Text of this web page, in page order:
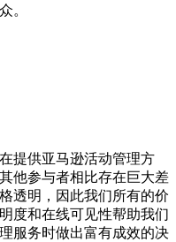
。
提供亚马逊活动管理方
他参与者相比存在巨大差
透明，因此我们所有的价
度和在线可见性帮助我们
服务时做出富有成效的决